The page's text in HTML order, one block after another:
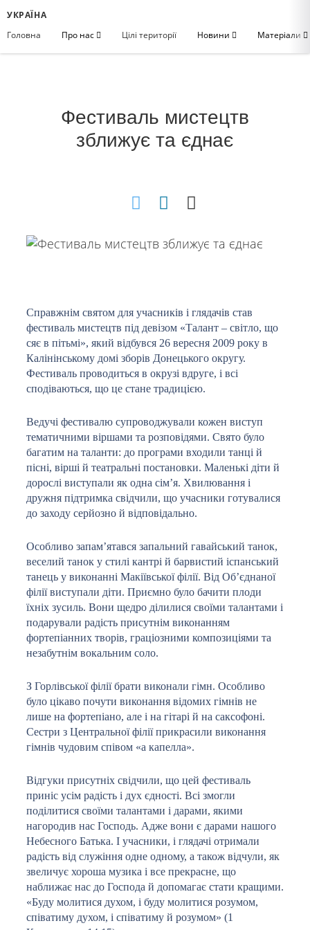
УКРАЇНА
Головна
Про нас Цілі території Новини Матеріали
Фестиваль мистецтв
зближує та єднає
Справжнім святом для учасників і глядачів став
фестиваль мистецтв під девізом «Талант – світло, що
сяє в пітьмі», який відбувся 26 вересня 2009 року в
Калінінському домі зборів Донецького округу.
Фестиваль проводиться в окрузі вдруге, і всі
сподіваються, що це стане традицією.
Ведучі фестивалю супроводжували кожен виступ
тематичними віршами та розповідями. Свято було
багатим на таланти: до програми входили танці й
пісні, вірші й театральні постановки. Маленькі діти й
дорослі виступали як одна сім’я. Хвилювання і
дружня підтримка свідчили, що учасники готувалися
до заходу серйозно й відповідально.
Особливо запам’ятався запальний гавайський танок,
веселий танок у стилі кантрі й барвистий іспанський
танець у виконанні Макіївської філії. Від Об’єднаної
філії виступали діти. Приємно було бачити плоди
їхніх зусиль. Вони щедро ділилися своїми талантами і
подарували радість присутнім виконанням
фортепіанних творів, граціозними композиціями та
незабутнім вокальним соло.
З Горлівської філії брати виконали гімн. Особливо
було цікаво почути виконання відомих гімнів не
лише на фортепіано, але і на гітарі й на саксофоні.
Сестри з Центральної філії прикрасили виконання
гімнів чудовим співом«а капелла».
Відгуки присутніх свідчили, що цей фестиваль
приніс усім радість і дух єдності. Всі змогли
поділитися своїми талантами і дарами, якими
нагородив нас Господь. Адже вони є дарами нашого
Небесного Батька. І учасники, і глядачі отримали
радість від служіння одне одному, а також відчули, як
звеличує хороша музика і все прекрасне, що
наближає нас до Господа й допомагає стати кращими.
«Буду молитися духом, і буду молитися розумом,
співатиму духом, і співатиму й розумом» (1